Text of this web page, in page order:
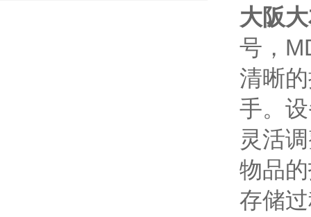
大阪
号，
清晰
手。
灵活
物品
存储